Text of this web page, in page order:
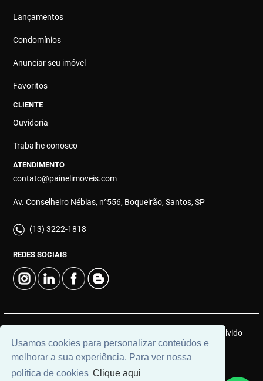
Usamos cookies para personalizar conteúdos e
melhorar a sua experiência. Para ver nossa
política de cookies Clique aqui
Lançamentos
Condomínios
Anunciar seu imóvel
Favoritos
CLIENTE
Ouvidoria
Trabalhe conosco
ATENDIMENTO
contato@painelimoveis.com
Av. Conselheiro Nébias, n°556, Boqueirão, Santos, SP
(13) 3222-1818
REDES SOCIAIS
© 2026 | Painel Connect Imóveis | CRECI: 12910-J | Desenvolvido
porUniversal Software.